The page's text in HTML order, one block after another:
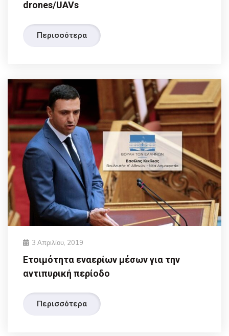
drones/UAVs
Περισσότερα
3 Απριλίου, 2019
Ετοιμότητα εναερίων μέσων για την
αντιπυρική περίοδο
Περισσότερα